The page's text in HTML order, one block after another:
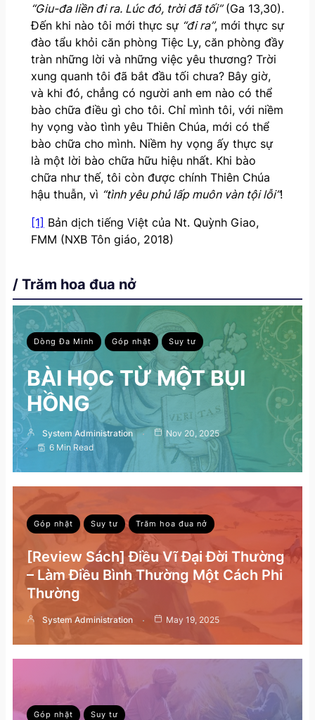
“Giu-đa liền đi ra. Lúc đó, trời đã tối”(Ga 13,30).
Đến khi nào tôi mới thực sự “đi ra”, mới thực sự
đào tẩu khỏi căn phòng Tiệc Ly, căn phòng đầy
tràn những lời và những việc yêu thương? Trời
xung quanh tôi đã bắt đầu tối chưa? Bây giờ,
và khi đó, chẳng có người anh em nào có thể
bào chữa điều gì cho tôi. Chỉ mình tôi, với niềm
hy vọng vào tình yêu Thiên Chúa, mới có thể
bào chữa cho mình. Niềm hy vọng ấy thực sự
là một lời bào chữa hữu hiệu nhất. Khi bào
chữa như thế, tôi còn được chính Thiên Chúa
hậu thuẫn, vì “tình yêu phủ lấp muôn vàn tội lỗi”!
[1] Bản dịch tiếng Việt của Nt. Quỳnh Giao,
FMM (NXB Tôn giáo, 2018)
/ Trăm hoa đua nở
Dòng Đa Minh Góp nhặt Suy tư
BÀI HỌC TỪ MỘT BỤI
HỒNG
System Administration
Nov 20, 2025
6 Min Read
Góp nhặt Suy tư Trăm hoa đua nở
[Review Sách] Điều Vĩ Đại Đời Thường
– Làm Điều Bình Thường Một Cách Phi
Thường
System Administration May 19, 2025
Góp nhặt Suy tư